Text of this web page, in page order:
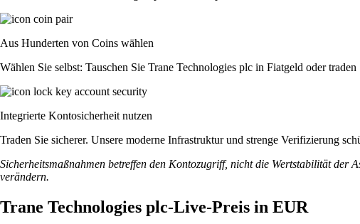
Aus Hunderten von Coins wählen
Wählen Sie selbst: Tauschen Sie Trane Technologies plc in Fiatgeld oder
Integrierte Kontosicherheit nutzen
Traden Sie sicherer. Unsere moderne Infrastruktur und strenge Verifizierung
Sicherheitsmaßnahmen betreffen den Kontozugriff, nicht die Wertstabilität der
verändern.
Trane Technologies plc-Live-Preis in EUR